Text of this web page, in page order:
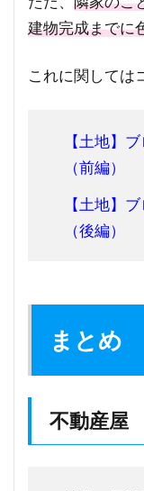
建物完成までに
これに関しては
【土地】
（前編）
【土地】
（後編）
まとめ
不動産屋